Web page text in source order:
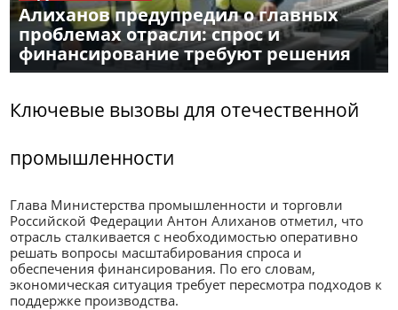
Алиханов предупредил о главных
проблемах отрасли: спрос и
финансирование требуют решения
Ключевые вызовы для отечественной
промышленности
Глава Министерства промышленности и торговли
Российской Федерации Антон Алиханов отметил, что
отрасль сталкивается с необходимостью оперативно
решать вопросы масштабирования спроса и
обеспечения финансирования. По его словам,
экономическая ситуация требует пересмотра подходов к
поддержке производства.